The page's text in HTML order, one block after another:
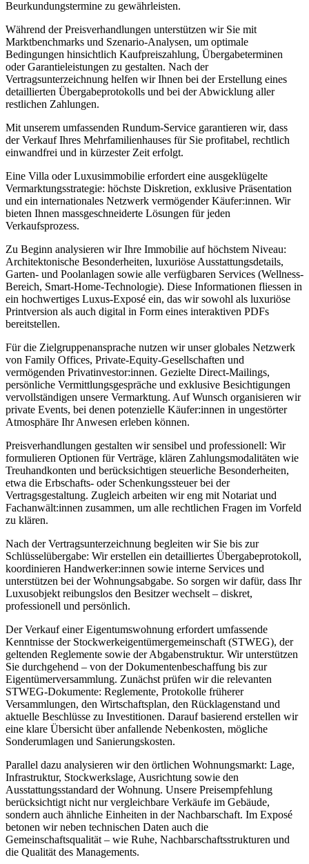
Beurkundungstermine zu gewährleisten.
Während der Preisverhandlungen unterstützen wir Sie mit
Marktbenchmarks und Szenario-Analysen, um optimale
Bedingungen hinsichtlich Kaufpreiszahlung, Übergabeterminen
oder Garantieleistungen zu gestalten. Nach der
Vertragsunterzeichnung helfen wir Ihnen bei der Erstellung eines
detaillierten Übergabeprotokolls und bei der Abwicklung aller
restlichen Zahlungen.
Mit unserem umfassenden Rundum-Service garantieren wir, dass
der Verkauf Ihres Mehrfamilienhauses für Sie profitabel, rechtlich
einwandfrei und in kürzester Zeit erfolgt.
Eine Villa oder Luxusimmobilie erfordert eine ausgeklügelte
Vermarktungsstrategie: höchste Diskretion, exklusive Präsentation
und ein internationales Netzwerk vermögender Käufer:innen. Wir
bieten Ihnen massgeschneiderte Lösungen für jeden
Verkaufsprozess.
Zu Beginn analysieren wir Ihre Immobilie auf höchstem Niveau:
Architektonische Besonderheiten, luxuriöse Ausstattungsdetails,
Garten- und Poolanlagen sowie alle verfügbaren Services (Wellness-
Bereich, Smart-Home-Technologie). Diese Informationen fliessen in
ein hochwertiges Luxus-Exposé ein, das wir sowohl als luxuriöse
Printversion als auch digital in Form eines interaktiven PDFs
bereitstellen.
Für die Zielgruppenansprache nutzen wir unser globales Netzwerk
von Family Offices, Private-Equity-Gesellschaften und
vermögenden Privatinvestor:innen. Gezielte Direct-Mailings,
persönliche Vermittlungsgespräche und exklusive Besichtigungen
vervollständigen unsere Vermarktung. Auf Wunsch organisieren wir
private Events, bei denen potenzielle Käufer:innen in ungestörter
Atmosphäre Ihr Anwesen erleben können.
Preisverhandlungen gestalten wir sensibel und professionell: Wir
formulieren Optionen für Verträge, klären Zahlungsmodalitäten wie
Treuhandkonten und berücksichtigen steuerliche Besonderheiten,
etwa die Erbschafts- oder Schenkungssteuer bei der
Vertragsgestaltung. Zugleich arbeiten wir eng mit Notariat und
Fachanwält:innen zusammen, um alle rechtlichen Fragen im Vorfeld
zu klären.
Nach der Vertragsunterzeichnung begleiten wir Sie bis zur
Schlüsselübergabe: Wir erstellen ein detailliertes Übergabeprotokoll,
koordinieren Handwerker:innen sowie interne Services und
unterstützen bei der Wohnungsabgabe. So sorgen wir dafür, dass Ihr
Luxusobjekt reibungslos den Besitzer wechselt – diskret,
professionell und persönlich.
Der Verkauf einer Eigentumswohnung erfordert umfassende
Kenntnisse der Stockwerkeigentümergemeinschaft (STWEG), der
geltenden Reglemente sowie der Abgabenstruktur. Wir unterstützen
Sie durchgehend – von der Dokumentenbeschaffung bis zur
Eigentümerversammlung. Zunächst prüfen wir die relevanten
STWEG-Dokumente: Reglemente, Protokolle früherer
Versammlungen, den Wirtschaftsplan, den Rücklagenstand und
aktuelle Beschlüsse zu Investitionen. Darauf basierend erstellen wir
eine klare Übersicht über anfallende Nebenkosten, mögliche
Sonderumlagen und Sanierungskosten.
Parallel dazu analysieren wir den örtlichen Wohnungsmarkt: Lage,
Infrastruktur, Stockwerkslage, Ausrichtung sowie den
Ausstattungsstandard der Wohnung. Unsere Preisempfehlung
berücksichtigt nicht nur vergleichbare Verkäufe im Gebäude,
sondern auch ähnliche Einheiten in der Nachbarschaft. Im Exposé
betonen wir neben technischen Daten auch die
Gemeinschaftsqualität – wie Ruhe, Nachbarschaftsstrukturen und
die Qualität des Managements.